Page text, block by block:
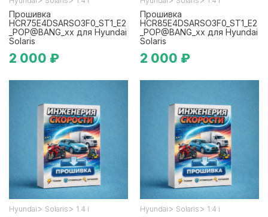
Прошивка
HCR75E4DSARSO3F0_ST1_E2
_POP@BANG_xx для Hyundai
Solaris
2 000 ₽
Прошивка
HCR85E4DSARSO3F0_ST1_E2
_POP@BANG_xx для Hyundai
Solaris
2 000 ₽
Hyundai > Solaris > 1.4 i Hyundai > Solaris > 1.4 i